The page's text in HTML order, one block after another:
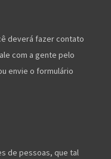
deverá fazer contato
com a gente pelo
envie o formulário
de pessoas, que tal